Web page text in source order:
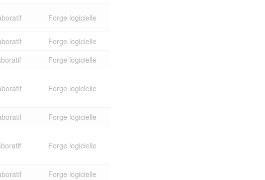
Forge logicielle
Forge logicielle
Forge logicielle
Forge logicielle
Forge logicielle
Forge logicielle
Forge logicielle